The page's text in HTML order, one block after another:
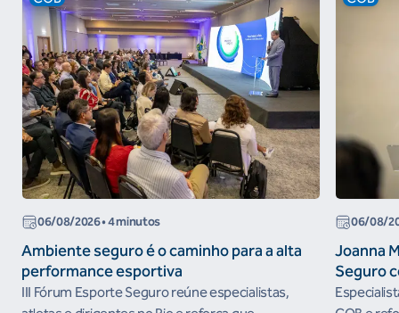
06/08/2026• 4 minutos
Ambiente seguro é o caminho para a alta
performance esportiva
III Fórum Esporte Seguro reúne especialistas,
06/08/
Joanna
Seguro